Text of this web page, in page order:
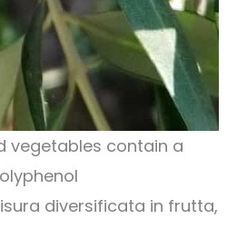
vegetables contain a
diversificata in frutta,